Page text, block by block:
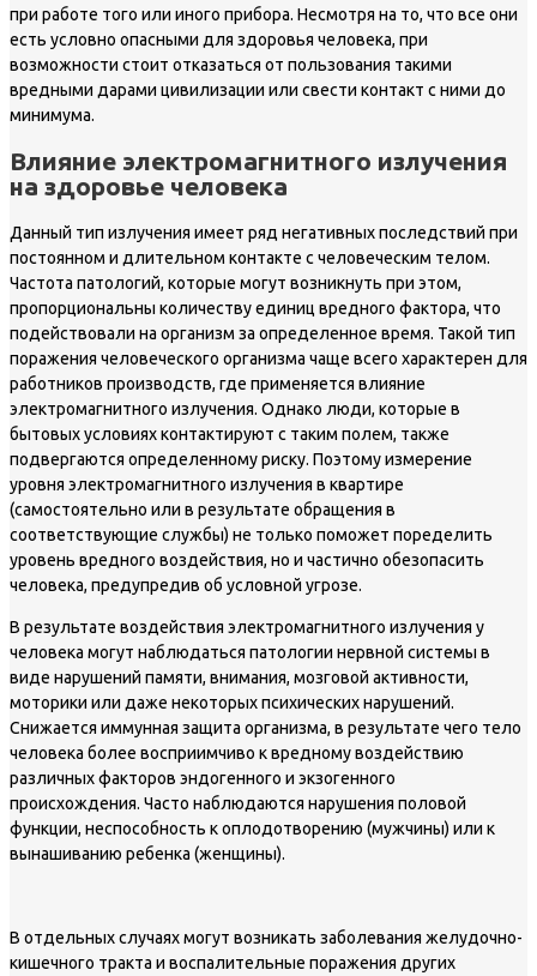
при работе того или иного прибора. Несмотря на то, что все они
есть условно опасными для здоровья человека, при
возможности стоит отказаться от пользования такими
вредными дарами цивилизации или свести контакт с ними до
минимума.
Влияние электромагнитного излучения
на здоровье человека
Данный тип излучения имеет ряд негативных последствий при
постоянном и длительном контакте с человеческим телом.
Частота патологий, которые могут возникнуть при этом,
пропорциональны количеству единиц вредного фактора, что
подействовали на организм за определенное время. Такой тип
поражения человеческого организма чаще всего характерен для
работников производств, где применяется влияние
электромагнитного излучения. Однако люди, которые в
бытовых условиях контактируют с таким полем, также
подвергаются определенному риску. Поэтому измерение
уровня электромагнитного излучения в квартире
(самостоятельно или в результате обращения в
соответствующие службы) не только поможет поределить
уровень вредного воздействия, но и частично обезопасить
человека, предупредив об условной угрозе.
В результате воздействия электромагнитного излучения у
человека могут наблюдаться патологии нервной системы в
виде нарушений памяти, внимания, мозговой активности,
моторики или даже некоторых психических нарушений.
Снижается иммунная защита организма, в результате чего тело
человека более восприимчиво к вредному воздействию
различных факторов эндогенного и экзогенного
происхождения. Часто наблюдаются нарушения половой
функции, неспособность к оплодотворению (мужчины) или к
вынашиванию ребенка (женщины).
В отдельных случаях могут возникать заболевания желудочно-
кишечного тракта и воспалительные поражения других